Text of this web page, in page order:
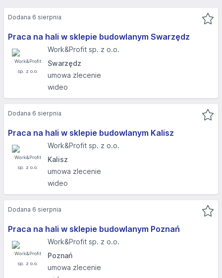
Praca na hali w sklepie budowlanym Swarzędz
Work&Profit sp. z o.o.
Swarzędz
umowa zlecenie
wideo
Dodana 6 sierpnia
Praca na hali w sklepie budowlanym Kalisz
Work&Profit sp. z o.o.
Kalisz
umowa zlecenie
wideo
Dodana 6 sierpnia
Praca na hali w sklepie budowlanym Poznań
Work&Profit sp. z o.o.
Poznań
umowa zlecenie
Dodana 6 sierpnia